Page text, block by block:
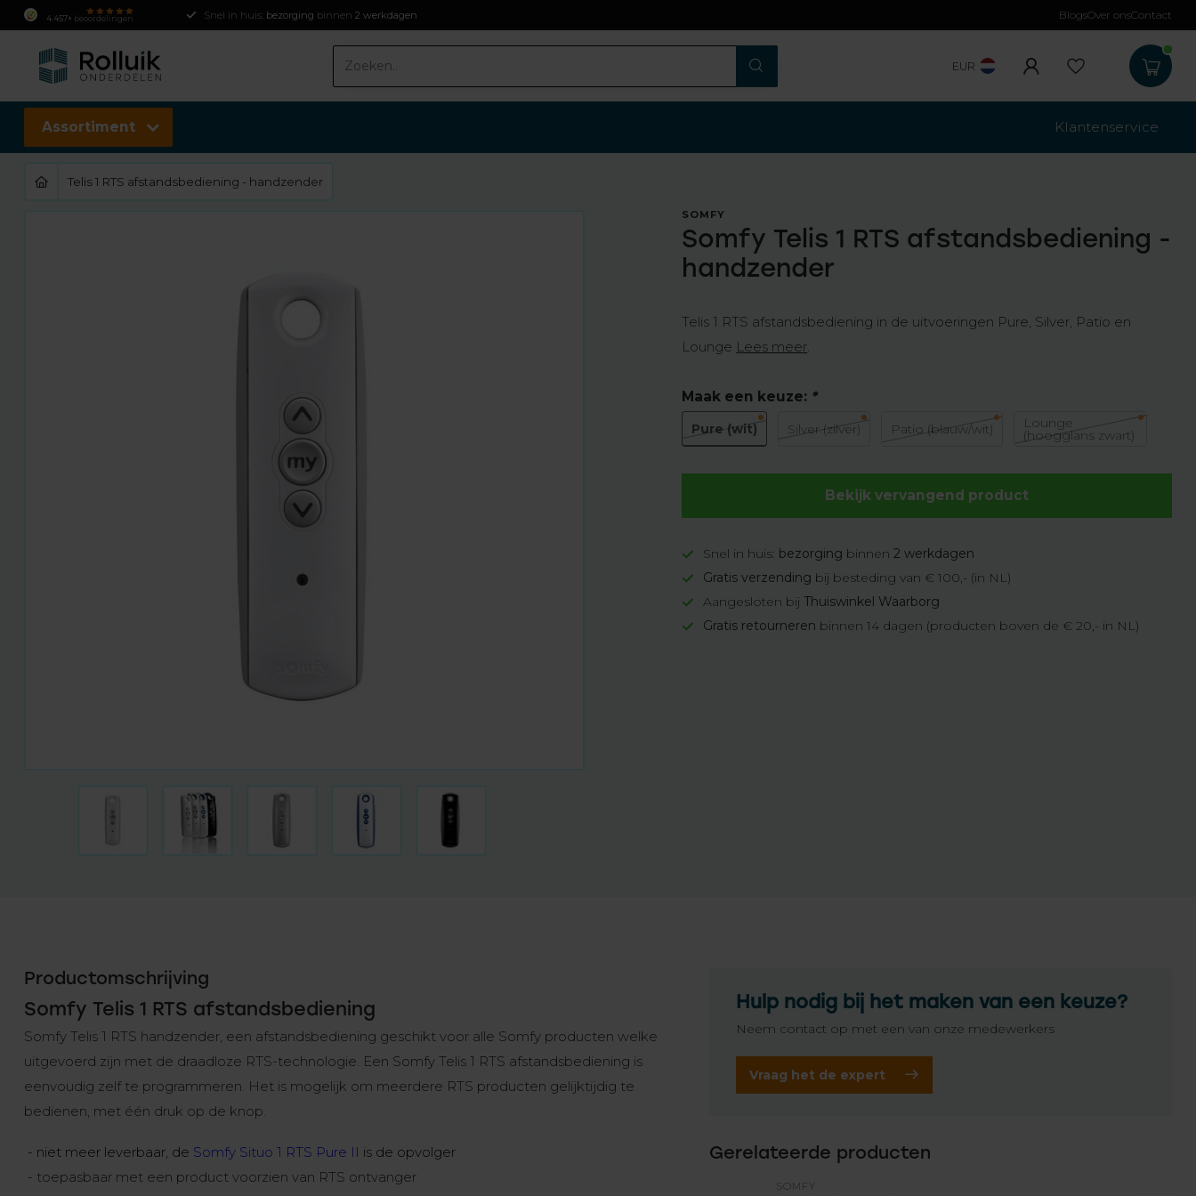
4.457+ beoordelingen BlogsOver onsContact
EUR
Assortiment Klantenservice
Telis 1 RTS afstandsbediening - handzender
SOMFY
Somfy Telis 1 RTS afstandsbediening -
handzender
Telis 1 RTS afstandsbediening in de uitvoeringen Pure, Silver, Patio en
Lounge Lees meer.
Maak een keuze: *
Pure (wit) Silver (zilver) Patio (blauw/wit) Lounge
(hoogglans zwart)
Bekijk vervangend product
Snel in huis: bezorging binnen2 werkdagen
Gratis verzending bij besteding van € 100,- (in NL)
Aangesloten bijThuiswinkel Waarborg
Gratis retourneren binnen 14 dagen (producten boven de € 20,- in NL)
Productomschrijving
Somfy Telis 1 RTS afstandsbediening
Somfy Telis 1 RTS handzender, een afstandsbediening geschikt voor alle Somfy producten welke
uitgevoerd zijn met de draadloze RTS-technologie. Een Somfy Telis 1 RTS afstandsbediening is
eenvoudig zelf te programmeren. Het is mogelijk om meerdere RTS producten gelijktijdig te
bedienen, met één druk op de knop.
- niet meer leverbaar, de Somfy Situo 1 RTS Pure II is de opvolger
- toepasbaar met een product voorzien van RTS ontvanger
Hulp nodig bij het maken van een keuze?
Neem contact op met een van onze medewerkers
Vraag het de expert
Gerelateerde producten
SOMFY